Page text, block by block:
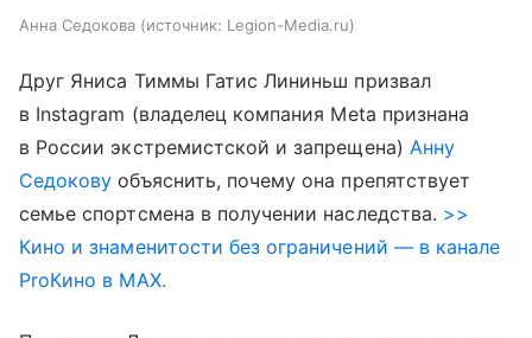
Анна Седокова источник: Legion-Media.ru
Друг Яниса Тиммы Гатис Лининьш призвал
в Instagram (владелец компания Meta признана
в России экстремистской и запрещена) Анну
Седокову объяснить, почему она препятствует
семье спортсмена в получении наследства. >>
Кино и знаменитости без ограничений — в канале
ProКино в MAX.